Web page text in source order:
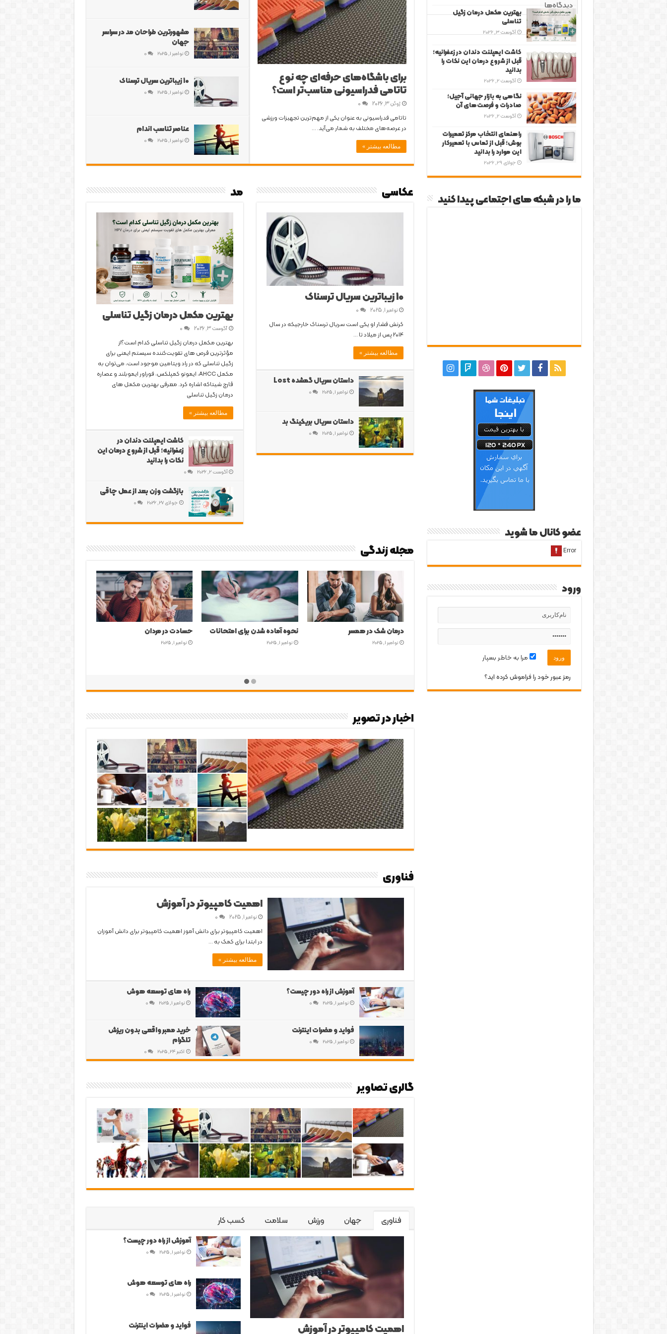
برای باشگاه‌های حرفه‌ای چه نوع
تاتامی فدراسیونی مناسب‌تر است؟
ژوئن 3, 2026 0
تاتامی فدراسیونی به عنوان یکی از مهم‌ترین تجهیزات ورزشی
در عرصه‌های مختلف به شمار می‌آید. …
مطالعه بیشتر »
مشهورترین طراحان مد در سراسر
جهان
نوامبر 1, 2025 0
10 زیباترین سریال ترسناک
نوامبر 1, 2025 0
عناصر تناسب اندام
نوامبر 1, 2025 0
مد
بهترین مکمل درمان زگیل تناسلی
آگوست 3, 2026 0
بهترین مکمل درمان زگیل تناسلی کدام است؟از
مؤثرترین قرص های تقویت‌کننده سیستم ایمنی برای
زگیل تناسلی که در راد ویتامین موجود است، می‌توان به
مکمل AHCC، ایمونو کمپلکس، فوراور ایموبلند و عصاره
قارچ شیتاکه اشاره کرد. معرفی بهترین مکمل های
درمان زگیل تناسلی
مطالعه بیشتر »
کاشت ایمپلنت دندان در
زعفرانیه؛ قبل از شروع درمان این
نکات را بدانید
آگوست 2, 2026 0
بازگشت وزن بعد از عمل چاقی
جولای 27, 2026 0
عکاسی
10 زیباترین سریال ترسناک
نوامبر 1, 2025 0
کرنش فشار او یکی است سریال ترسناک خارجیکه در سال
2014 پس از میلاد تا …
مطالعه بیشتر »
داستان سریال گمشده Lost
نوامبر 1, 2025 0
داستان سریال بریکینگ بد
نوامبر 1, 2025 0
مجله زندگی
ازدواج با افتخار
جولای 13, 2026
سند دعای هفت جلاله؛ هر آنچه
باید بدانید
نشانه های شوهری که همسرش را
دوست ندارد
اخبار در تصویر
فناوری
اهمیت کامپیوتر در آموزش
نوامبر 1, 2025 0
اهمیت کامپیوتر برای دانش آموز اهمیت کامپیوتر برای دانش آموزان
در ابتدا برای کمک به …
مطالعه بیشتر »
آموزش از راه دور چیست؟
نوامبر 1, 2025 0
راه های توسعه هوش
نوامبر 1, 2025 0
فواید و مضرات اینترنت
نوامبر 1, 2025 0
خرید ممبر واقعی بدون ریزش
تلگرام
اکتبر 24, 2025 0
گالری تصاویر
فناوری جهان ورزش سلامت کسب کار
اهمیت کامپیوتر در آموزش
آموزش از راه دور چیست؟
نوامبر 1, 2025 0
راه های توسعه هوش
نوامبر 1, 2025 0
فواید و مضرات اینترنت
دیدگاه‌ها
برچسب‌ها
بهترین مکمل درمان زگیل
تناسلی
آگوست 3, 2026
کاشت ایمپلنت دندان در زعفرانیه؛
قبل از شروع درمان این نکات را
بدانید
آگوست 2, 2026
نگاهی به بازار جهانی آجیل؛
صادرات و فرصت‌های آن
آگوست 2, 2026
راهنمای انتخاب مرکز تعمیرات
بوش؛ قبل از تماس با تعمیرکار
این موارد را بدانید
جولای 29, 2026
ما را در شبکه های اجتماعی پیدا کنید
عضو کانال ما شوید
ورود
مرا به خاطر بسپار
رمز عبور خود را فراموش کرده اید؟